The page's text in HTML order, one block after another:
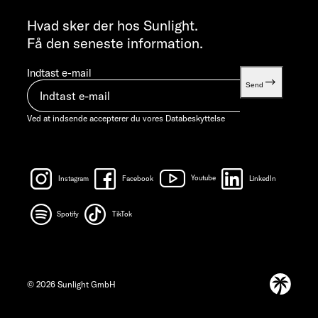
info@sunlight.de
Hvad sker der hos Sunlight.
Få den seneste information.
Indtast e-mail
Send
Ved at indsende accepterer du vores Databeskyttelse
Instagram Facebook Youtube LinkedIn
Spotify TikTok
© 2026 Sunlight GmbH